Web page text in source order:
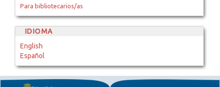
Para bibliotecarios/as
IDIOMA
English
Español